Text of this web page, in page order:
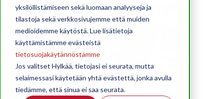
yksilöllistämiseen sekä luomaan analyyseja ja
tilastoja sekä verkkosivujemme että muiden
medioidemme käytöstä. Lue lisätietoja
käyttämistämme evästeistä
tietosuojakäytännöstämme
Jos valitset Hylkää, tietojasi ei seurata, mutta
selaimessasi käytetään yhtä evästettä, jonka avulla
tiedämme, että sinua ei saa seurata.